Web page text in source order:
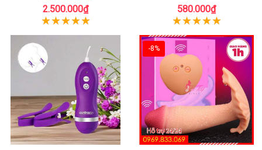
2.500.000₫ 580.000₫
-8%